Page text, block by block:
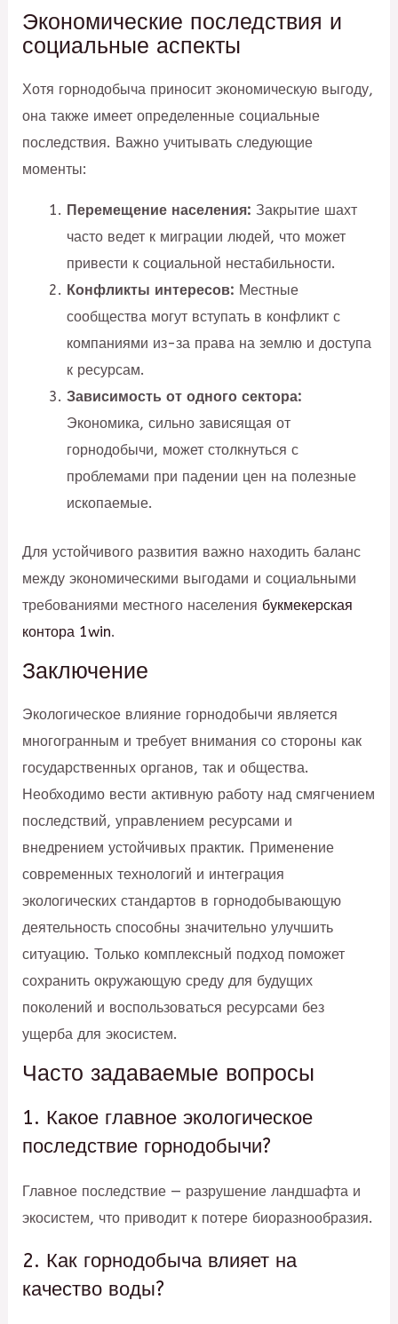
Экономические последствия и
социальные аспекты
Хотя горнодобыча приносит экономическую выгоду,
она также имеет определенные социальные
последствия. Важно учитывать следующие
моменты:
Перемещение населения: Закрытие шахт
часто ведет к миграции людей, что может
привести к социальной нестабильности.
Конфликты интересов: Местные
сообщества могут вступать в конфликт с
компаниями из-за права на землю и доступа
к ресурсам.
Зависимость от одного сектора:
Экономика, сильно зависящая от
горнодобычи, может столкнуться с
проблемами при падении цен на полезные
ископаемые.
Для устойчивого развития важно находить баланс
между экономическими выгодами и социальными
требованиями местного населения букмекерская
контора 1win.
Заключение
Экологическое влияние горнодобычи является
многогранным и требует внимания со стороны как
государственных органов, так и общества.
Необходимо вести активную работу над смягчением
последствий, управлением ресурсами и
внедрением устойчивых практик. Применение
современных технологий и интеграция
экологических стандартов в горнодобывающую
деятельность способны значительно улучшить
ситуацию. Только комплексный подход поможет
сохранить окружающую среду для будущих
поколений и воспользоваться ресурсами без
ущерба для экосистем.
Часто задаваемые вопросы
1. Какое главное экологическое
последствие горнодобычи?
Главное последствие — разрушение ландшафта и
экосистем, что приводит к потере биоразнообразия.
2. Как горнодобыча влияет на
качество воды?